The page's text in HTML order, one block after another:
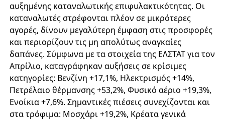
αυξημένης καταναλωτικής επιφυλακτικότητας. Οι
καταναλωτές στρέφονται πλέον σε μικρότερες
αγορές, δίνουν μεγαλύτερη έμφαση στις προσφορές
και περιορίζουν τις μη απολύτως αναγκαίες
δαπάνες. Σύμφωνα με τα στοιχεία της ΕΛΣΤΑΤ για τον
Απρίλιο, καταγράφηκαν αυξήσεις σε κρίσιμες
κατηγορίες: Βενζίνη +17,1%, Ηλεκτρισμός +14%,
Πετρέλαιο θέρμανσης +53,2%, Φυσικό αέριο +19,3%,
Ενοίκια +7,6%. Σημαντικές πιέσεις συνεχίζονται και
στα τρόφιμα: Μοσχάρι +19,2%, Κρέατα γενικά